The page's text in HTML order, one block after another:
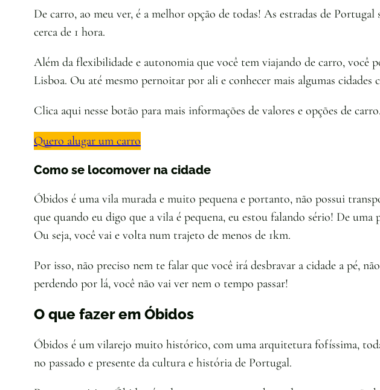
De carro, ao meu ver, é a melhor opção de todas! As estradas de
cerca de 1 hora.
Além da flexibilidade e autonomia que você tem viajando de carro, você
Lisboa. Ou até mesmo pernoitar por ali e conhecer mais algumas cidades
Clica aqui nesse botão para mais informações de valores e opções de carro.
Quero alugar um carro
Como se locomover na cidade
Óbidos é uma vila murada e muito pequena e portanto, não possui
que quando eu digo que a vila é pequena, eu estou falando sério! De
Ou seja, você vai e volta num trajeto de menos de 1km.
Por isso, não preciso nem te falar que você irá desbravar a cidade a pé,
perdendo por lá, você não vai ver nem o tempo passar!
O que fazer em Óbidos
Óbidos é um vilarejo muito histórico, com uma arquitetura fofíssima,
no passado e presente da cultura e história de Portugal.